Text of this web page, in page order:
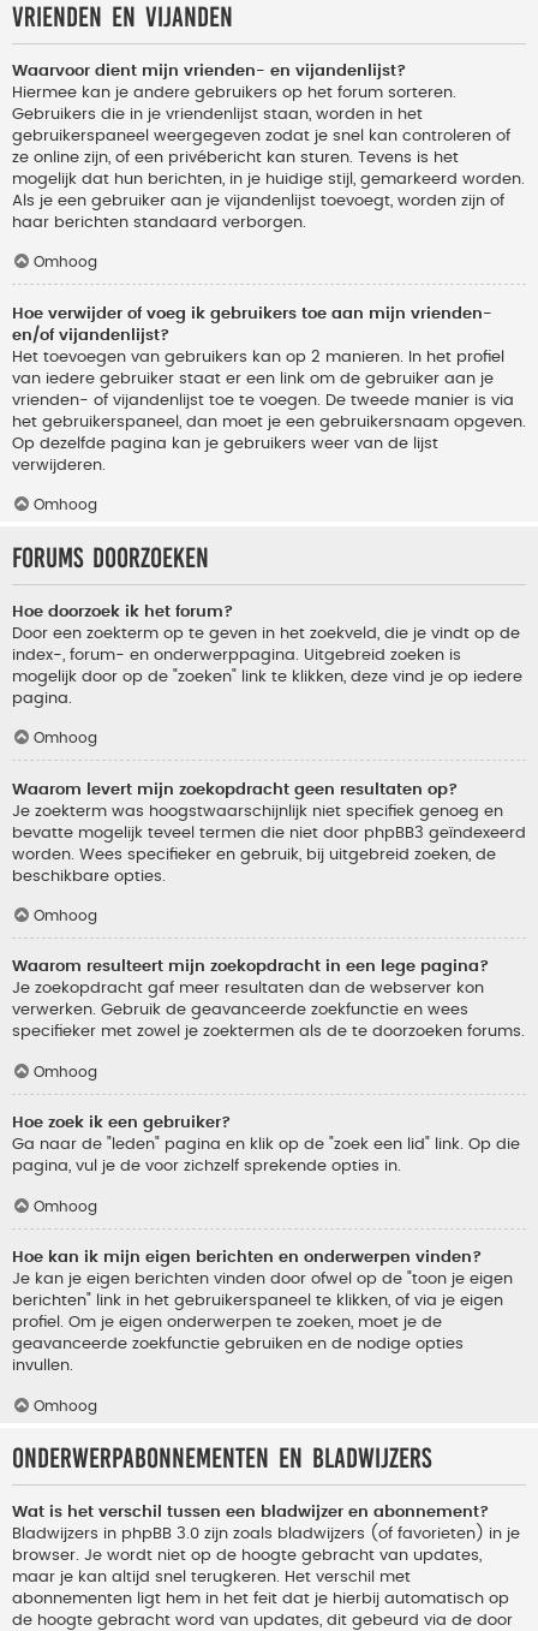
Vrienden en vijanden
Waarvoor dient mijn vrienden- en vijandenlijst?
Hiermee kan je andere gebruikers op het forum sorteren.
Gebruikers die in je vriendenlijst staan, worden in het
gebruikerspaneel weergegeven zodat je snel kan controleren of
ze online zijn, of een privébericht kan sturen. Tevens is het
mogelijk dat hun berichten, in je huidige stijl, gemarkeerd worden.
Als je een gebruiker aan je vijandenlijst toevoegt, worden zijn of
haar berichten standaard verborgen.
Omhoog
Hoe verwijder of voeg ik gebruikers toe aan mijn vrienden-
en/of vijandenlijst?
Het toevoegen van gebruikers kan op 2 manieren. In het profiel
van iedere gebruiker staat er een link om de gebruiker aan je
vrienden- of vijandenlijst toe te voegen. De tweede manier is via
het gebruikerspaneel, dan moet je een gebruikersnaam opgeven.
Op dezelfde pagina kan je gebruikers weer van de lijst
verwijderen.
Omhoog
Forums doorzoeken
Hoe doorzoek ik het forum?
Door een zoekterm op te geven in het zoekveld, die je vindt op de
index-, forum- en onderwerppagina. Uitgebreid zoeken is
mogelijk door op de "zoeken" link te klikken, deze vind je op iedere
pagina.
Omhoog
Waarom levert mijn zoekopdracht geen resultaten op?
Je zoekterm was hoogstwaarschijnlijk niet specifiek genoeg en
bevatte mogelijk teveel termen die niet door phpBB3 geïndexeerd
worden. Wees specifieker en gebruik, bij uitgebreid zoeken, de
beschikbare opties.
Omhoog
Waarom resulteert mijn zoekopdracht in een lege pagina?
Je zoekopdracht gaf meer resultaten dan de webserver kon
verwerken. Gebruik de geavanceerde zoekfunctie en wees
specifieker met zowel je zoektermen als de te doorzoeken forums.
Omhoog
Hoe zoek ik een gebruiker?
Ga naar de "leden" pagina en klik op de "zoek een lid" link. Op die
pagina, vul je de voor zichzelf sprekende opties in.
Omhoog
Hoe kan ik mijn eigen berichten en onderwerpen vinden?
Je kan je eigen berichten vinden door ofwel op de "toon je eigen
berichten" link in het gebruikerspaneel te klikken, of via je eigen
profiel. Om je eigen onderwerpen te zoeken, moet je de
geavanceerde zoekfunctie gebruiken en de nodige opties
invullen.
Omhoog
Onderwerpabonnementen en bladwijzers
Wat is het verschil tussen een bladwijzer en abonnement?
Bladwijzers in phpBB 3.0 zijn zoals bladwijzers (of favorieten) in je
browser. Je wordt niet op de hoogte gebracht van updates,
maar je kan altijd snel terugkeren. Het verschil met
abonnementen ligt hem in het feit dat je hierbij automatisch op
de hoogte gebracht word van updates, dit gebeurd via de door